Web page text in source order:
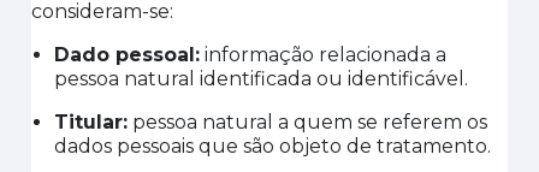
consideram-se:
Dado pessoal: informação relacionada a
pessoa natural identificada ou identificável.
Titular: pessoa natural a quem se referem os
dados pessoais que são objeto de tratamento.